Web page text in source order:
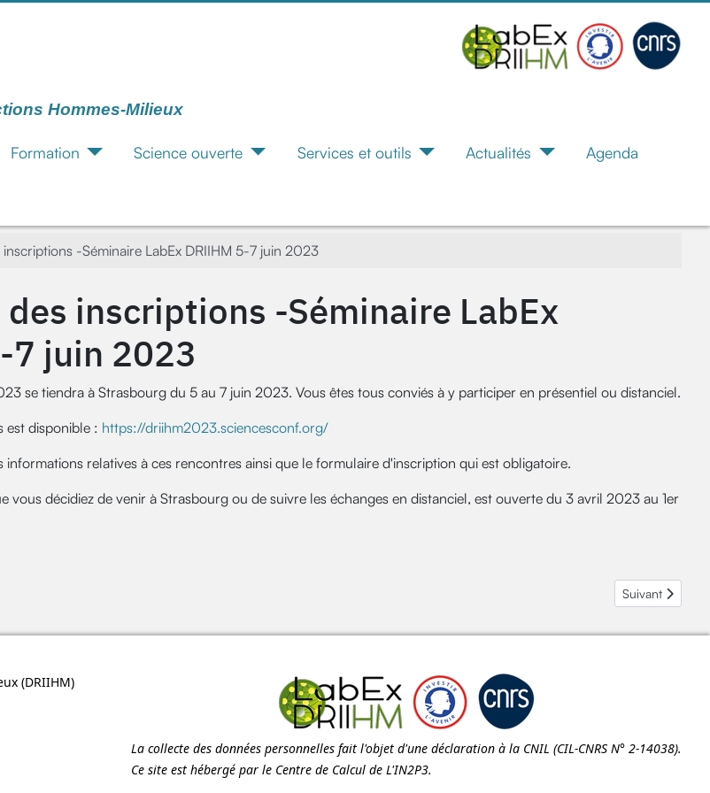
Hommes-Milieux
Formation Science ouverte Services et outils Actualités Agenda
-Séminaire LabEx DRIIHM 5-7 juin 2023
inscriptions -Séminaire LabEx
7 juin 2023
se tiendra à Strasbourg du 5 au 7 juin 2023. Vous êtes tous conviés à y participer en présentiel ou distanciel.
est disponible : https://driihm2023.sciencesconf.org/
informations relatives à ces rencontres ainsi que le formulaire d'inscription qui est obligatoire.
vous décidiez de venir à Strasbourg ou de suivre les échanges en distanciel, est ouverte du 3 avril 2023 au 1er
voyage dans l’univers minier Article suivant :
Suivant
(DRIIHM)
La collecte des données personnelles fait l'objet d'une déclaration à la CNIL (CIL-CNRS N° 2-14038).
Ce site est hébergé par le Centre de Calcul de L'IN2P3.